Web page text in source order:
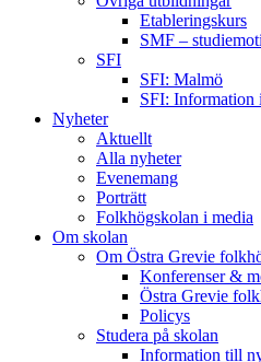
Etableringskurs
SMF –
SFI
SFI: Malmö
SFI: Information
Nyheter
Aktuellt
Alla nyheter
Evenemang
Porträtt
Folkhögskolan i media
Om skolan
Om Östra Grevie
Konferenser &
Östra Grevie
Policys
Studera på skolan
Information till